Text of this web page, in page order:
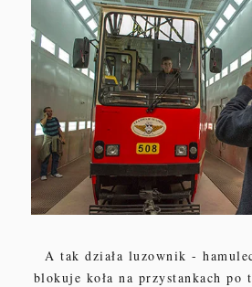
A tak działa luzownik -
blokuje koła na przystankach po